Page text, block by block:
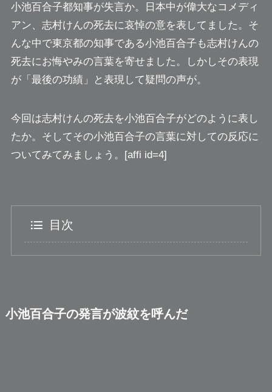
小池百合子都知事が失言か。日本中が偉大なコメディ
アン、 志村けんの死去に哀悼の意を表してました。そ
んな中で東京都の知事である小池百合子 も志村けんの
死去にお悔やみの言葉を寄せました。しかしその表現
が「最後の功績」と表現して疑問の声が。
今回は志村けんの死去を小池百合子がどのように表し
たか。そしてその小池百合子の言葉に対しての反応に
ついてみてみましょう。[affi id=4]
目次
小池百合子の発言が波紋を呼んだ